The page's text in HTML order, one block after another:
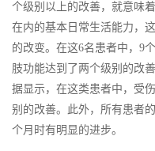
个级别以上的改善，就意味
在内的基本日常生活能力，
的改变。在这6名患者中，9
肢功能达到了两个级别的改
据显示，在这类患者中，受
别的改善。此外，所有患者
个月时有明显的进步。